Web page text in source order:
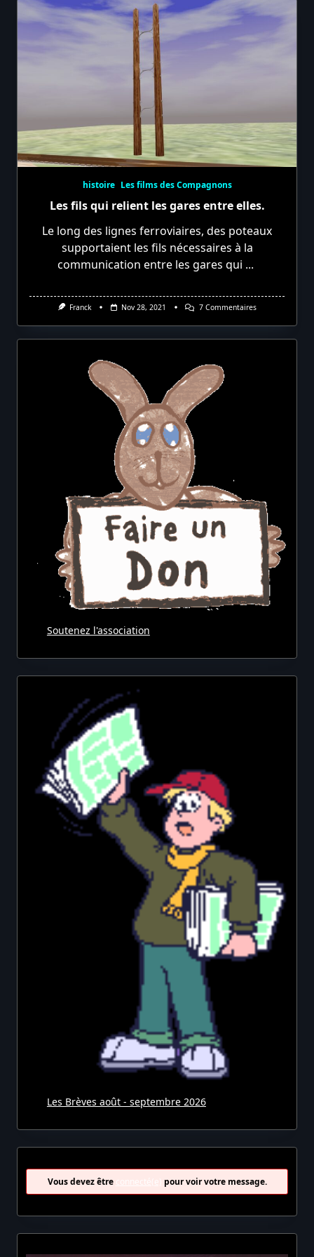
histoire Les films des Compagnons
Les fils qui relient les gares entre elles.
Le long des lignes ferroviaires, des poteaux
supportaient les fils nécessaires à la
communication entre les gares qui ...
Franck Nov 28, 2021 7 CommentairesSur
Fils
Qui
Soutenez l'association
Les Brèves août - septembre 2026
Vous devez être pour voir votre message.